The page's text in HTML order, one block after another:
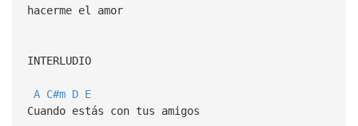
hacerme el amor
INTERLUDIO
A C#m D E
Cuando estás con tus amigos